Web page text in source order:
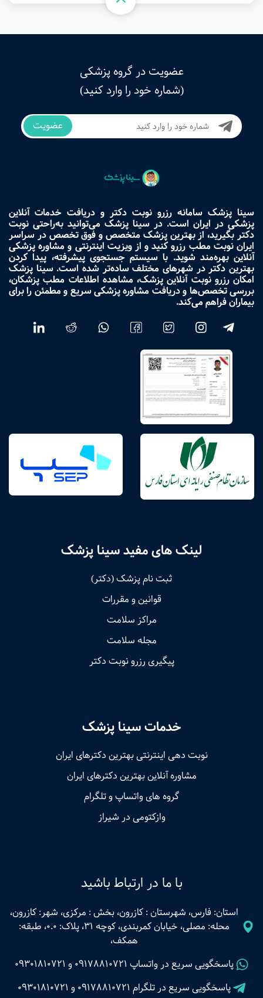
عضویت در گروه پزشکی
(شماره خود را وارد کنید)
عضویت
سینا پزشک سامانه رزرو نوبت دکتر و دریافت خدمات آنلاین
پزشکی در ایران است. در سینا پزشک می‌توانید به‌راحتی نوبت
دکتر بگیرید، از بهترین پزشک متخصص و فوق تخصص در سراسر
ایران نوبت مطب رزرو کنید و از ویزیت اینترنتی و مشاوره پزشکی
آنلاین بهره‌مند شوید. با سیستم جستجوی پیشرفته، پیدا کردن
بهترین دکتر در شهرهای مختلف ساده‌تر شده است. سینا پزشک
امکان رزرو نوبت آنلاین پزشک، مشاهده اطلاعات مطب پزشکان،
بررسی تخصص‌ها و دریافت مشاوره پزشکی سریع و مطمئن را برای
بیماران فراهم می‌کند.
لینک های مفید سینا پزشک
ثبت نام پزشک (دکتر)
قوانین و مقررات
مراکز سلامت
مجله سلامت
پیگیری رزرو نوبت دکتر
خدمات سینا پزشک
نوبت‌ دهی اینترنتی بهترین دکترهای ایران
مشاوره آنلاین بهترین دکترهای ایران
گروه های واتساپ و تلگرام
وازکتومی در شیراز
با ما در ارتباط باشید
استان: فارس، شهرستان : کازرون، بخش : مرکزی، شهر: کازرون،
محله: مصلی، خیابان کمربندی، کوچه 31، پلاک: 0.0، طبقه:
همکف،
پاسخگویی سریع در واتساپ 09178810721 و 09301810721
پاسخگویی سریع در تلگرام 09178810721 و 09301810721